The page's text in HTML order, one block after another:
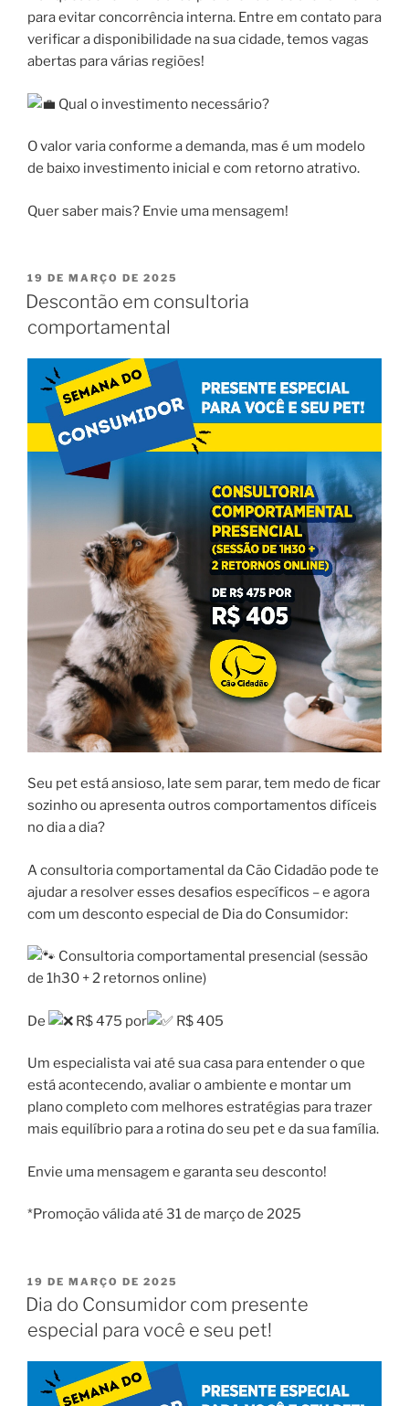
para evitar concorrência interna. Entre em contato para
verificar a disponibilidade na sua cidade, temos vagas
abertas para várias regiões!
Qual o investimento necessário?
O valor varia conforme a demanda, mas é um modelo
de baixo investimento inicial e com retorno atrativo.
Quer saber mais? Envie uma mensagem!
19 DE MARÇO DE 2025
Descontão em consultoria
comportamental
Seu pet está ansioso, late sem parar, tem medo de ficar
sozinho ou apresenta outros comportamentos difíceis
no dia a dia?
A consultoria comportamental da Cão Cidadão pode te
ajudar a resolver esses desafios específicos – e agora
com um desconto especial de Dia do Consumidor:
Consultoria comportamental presencial (sessão
de 1h30 + 2 retornos online)
De R$ 475 por R$ 405
Um especialista vai até sua casa para entender o que
está acontecendo, avaliar o ambiente e montar um
plano completo com melhores estratégias para trazer
mais equilíbrio para a rotina do seu pet e da sua família.
Envie uma mensagem e garanta seu desconto!
*Promoção válida até 31 de março de 2025
19 DE MARÇO DE 2025
Dia do Consumidor com presente
especial para você e seu pet!